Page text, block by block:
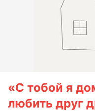
«С тобой я
любить друг